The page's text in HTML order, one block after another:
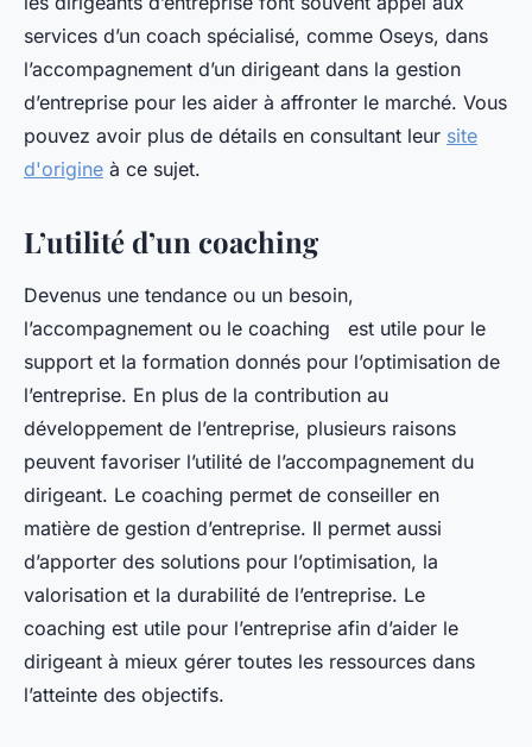
services d’un coach spécialisé, comme Oseys, dans
l’accompagnement d’un dirigeant dans la gestion
d’entreprise pour les aider à affronter le marché. Vous
pouvez avoir plus de détails en consultant leur site
d'origine à ce sujet.
L’utilité d’un coaching
Devenus une tendance ou un besoin,
l’accompagnement ou le coaching est utile pour le
support et la formation donnés pour l’optimisation de
l’entreprise. En plus de la contribution au
développement de l’entreprise, plusieurs raisons
peuvent favoriser l’utilité de l’accompagnement du
dirigeant. Le coaching permet de conseiller en
matière de gestion d’entreprise. Il permet aussi
d’apporter des solutions pour l’optimisation, la
valorisation et la durabilité de l’entreprise. Le
coaching est utile pour l’entreprise afin d’aider le
dirigeant à mieux gérer toutes les ressources dans
l’atteinte des objectifs.